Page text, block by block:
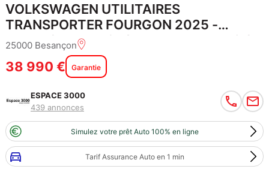
VOLKSWAGEN UTILITAIRES
TRANSPORTER FOURGON 2025 -
7V7VFC - TRANSPORTER VAN L1H1 2.0
TDI 150 BVM6
25000 Besançon
38 990 € Garantie
ESPACE 3000
439 annonces
Simulez votre prêt Auto 100% en ligne
Tarif Assurance Auto en 1 min